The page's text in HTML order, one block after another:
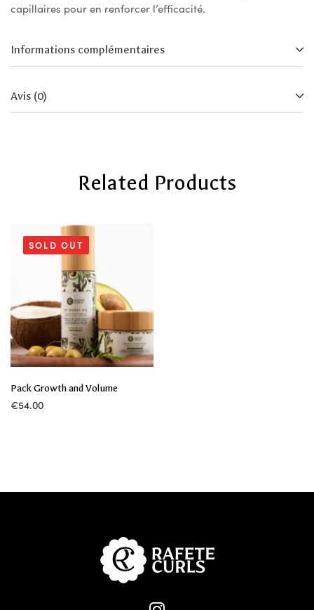
capillaires pour en renforcer l’efficacité.
Informations complémentaires
Avis (0)
Related Products
SOLD OUT
Pack Growth and Volume
€54.00